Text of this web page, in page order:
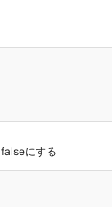
にする